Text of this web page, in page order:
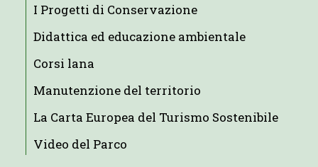
I Progetti di Conservazione
Didattica ed educazione ambientale
Corsi lana
Manutenzione del territorio
La Carta Europea del Turismo Sostenibile
Video del Parco